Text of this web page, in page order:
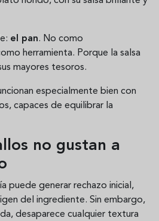
el pan. No como
herramienta. Porque la salsa
mayores tesoros.
especialmente bien con
capaces de equilibrar la
no gustan a
puede generar rechazo inicial,
del ingrediente. Sin embargo,
desaparece cualquier textura